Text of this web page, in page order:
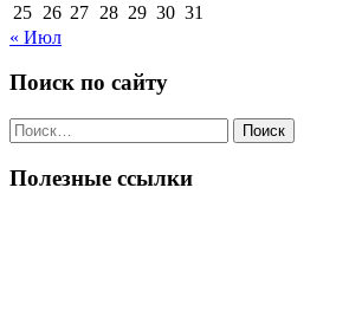
25 26 27 28 29 30 31
« Июл
Поиск по сайту
Поиск
по:
Полезные ссылки